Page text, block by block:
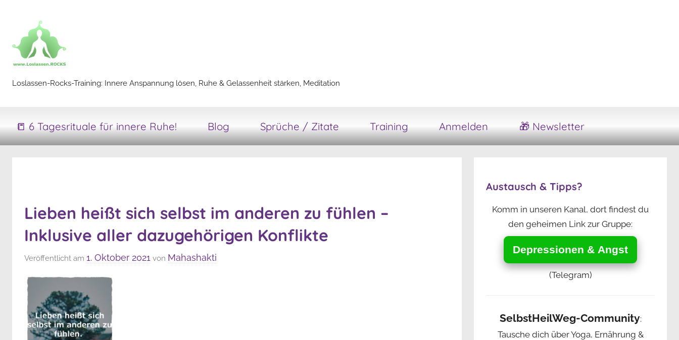
springen
Loslassen-
Rocks-
Loslassen-Rocks-Training: Innere Anspannung lösen, Ruhe & Gelassenheit stärken, Meditation
📒 6 Tagesrituale für innere Ruhe! Blog Sprüche / Zitate Training Anmelden 🎁 Newsletter
Lieben heißt sich selbst im anderen zu fühlen –
Inklusive aller dazugehörigen Konflikte
Veröffentlicht am 1. Oktober 2021 von Mahashakti
Austausch & Tipps?
Komm in unseren Kanal, dort findest du
den geheimen Link zur Gruppe:
Depressionen & Angst
(Telegram)
SelbstHeilWeg-Community:
Tausche dich über Yoga, Ernährung &